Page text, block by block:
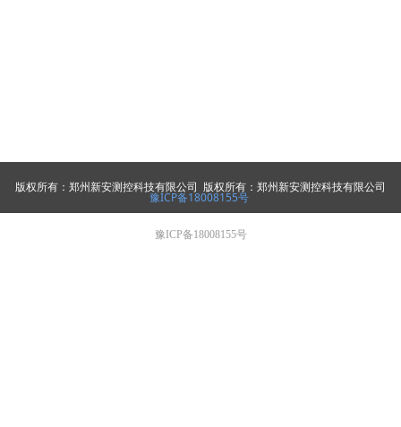
版权所有：郑州新安测控科技有限公司 版权所有：郑州新安测控科技有限公司
豫ICP备18008155号
豫ICP备18008155号